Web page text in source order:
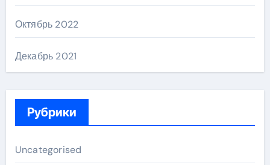
Октябрь 2022
Декабрь 2021
Рубрики
Uncategorised